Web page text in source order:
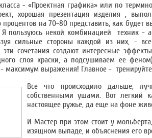
- «Проектная графика» или по
хорошая презентация изделия ,
процентов на 70-80 представить, как будет
пользуюсь некой комбинацией техник -
сильные стороны каждой из них, -
эти сочетания создают интересные
слоя краски, а подсушиваем ее
выражения! Главное -
Все что происходило дальше,
собственными ушами. Вот легкий
настоящее ружье, да еще на фоне
И Мастер при этом стоит у
изящном выпаде, и объяснения его